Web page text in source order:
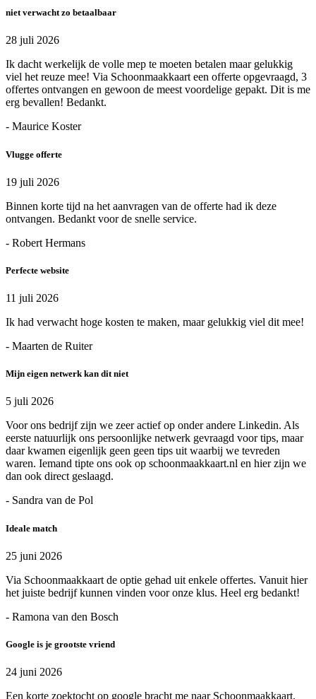
niet verwacht zo betaalbaar
28 juli 2026
Ik dacht werkelijk de volle mep te moeten betalen maar gelukkig
viel het reuze mee! Via Schoonmaakkaart een offerte opgevraagd, 3
offertes ontvangen en gewoon de meest voordelige gepakt. Dit is me
erg bevallen! Bedankt.
- Maurice Koster
Vlugge offerte
19 juli 2026
Binnen korte tijd na het aanvragen van de offerte had ik deze
ontvangen. Bedankt voor de snelle service.
- Robert Hermans
Perfecte website
11 juli 2026
Ik had verwacht hoge kosten te maken, maar gelukkig viel dit mee!
- Maarten de Ruiter
Mijn eigen netwerk kan dit niet
5 juli 2026
Voor ons bedrijf zijn we zeer actief op onder andere Linkedin. Als
eerste natuurlijk ons persoonlijke netwerk gevraagd voor tips, maar
daar kwamen eigenlijk geen geen tips uit waarbij we tevreden
waren. Iemand tipte ons ook op schoonmaakkaart.nl en hier zijn we
dan ook direct geslaagd.
- Sandra van de Pol
Ideale match
25 juni 2026
Via Schoonmaakkaart de optie gehad uit enkele offertes. Vanuit hier
het juiste bedrijf kunnen vinden voor onze klus. Heel erg bedankt!
- Ramona van den Bosch
Google is je grootste vriend
24 juni 2026
Een korte zoektocht op google bracht me naar Schoonmaakkaart.